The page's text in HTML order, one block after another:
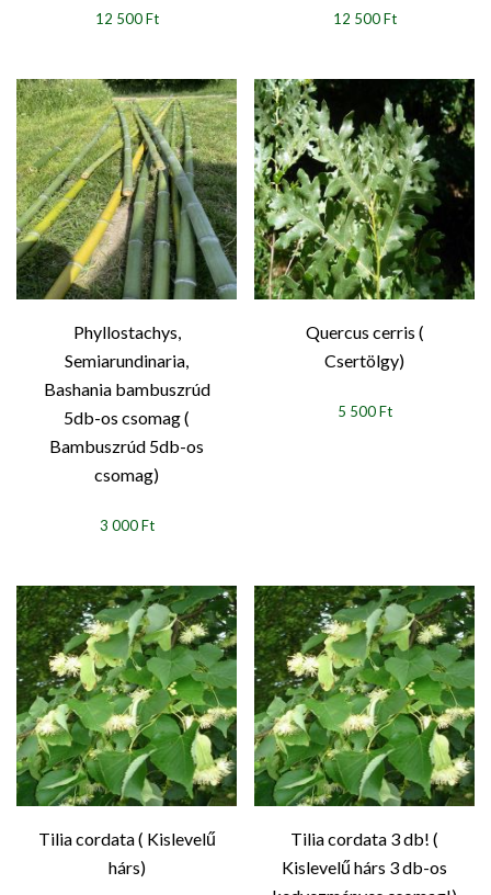
12 500 Ft 12 500 Ft
Phyllostachys,
Semiarundinaria,
Bashania bambuszrúd
5db-os csomag (
Bambuszrúd 5db-os
csomag)
3 000 Ft
Quercus cerris (
Csertölgy)
5 500 Ft
Tilia cordata ( Kislevelű
hárs)
Tilia cordata 3 db! (
Kislevelű hárs 3 db-os